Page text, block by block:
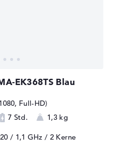
EK368TS Blau
Full-HD)
7 Std. 1,3 kg
/ 1,1 GHz / 2 Kerne